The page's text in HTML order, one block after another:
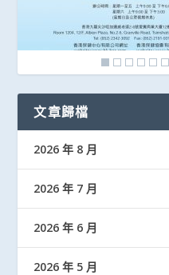
文章歸檔
2026 年 8 月
2026 年 7 月
2026 年 6 月
2026 年 5 月